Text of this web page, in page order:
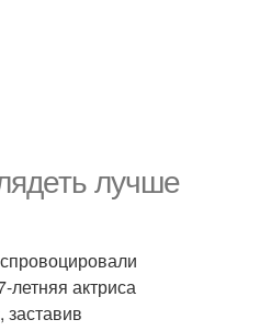
лучше
летняя актриса